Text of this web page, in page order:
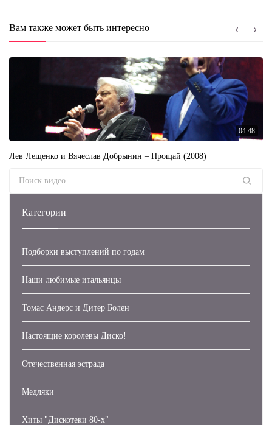
Вам также может быть интересно
04:48
Лев Лещенко и Вячеслав Добрынин – Прощай (2008)
Search for:
Категории
Подборки выступлений по годам
Наши любимые итальянцы
Томас Андерс и Дитер Болен
Настоящие королевы Диско!
Отечественная эстрада
Медляки
Хиты "Дискотеки 80-х"